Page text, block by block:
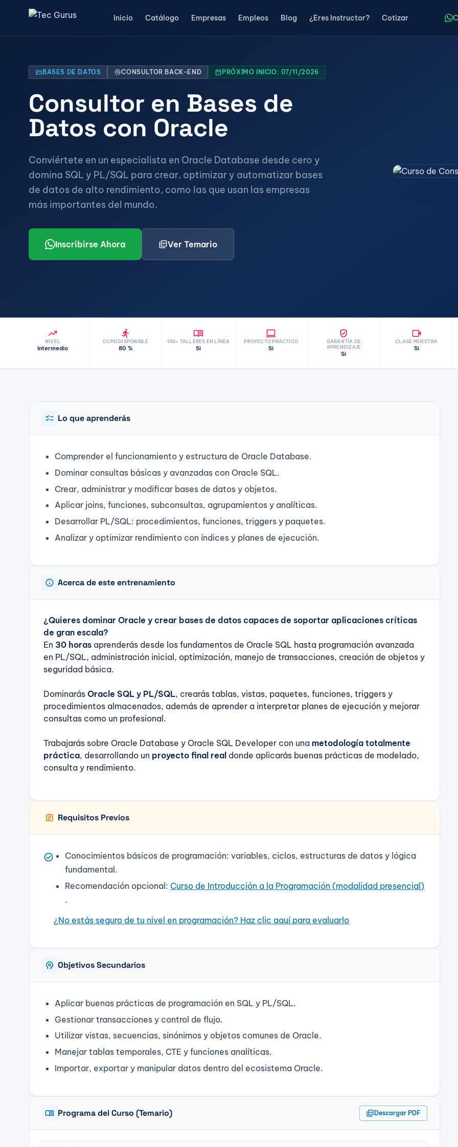
Inicio Catálogo Empresas Empleos Blog ¿Eres Instructor? Cotizar
folder_openBASES DE DATOS psychologyCONSULTOR BACK-END calendar_month PRÓXIMO INICIO: 07/11/2026
Consultor en Bases de
Datos con Oracle
Conviértete en un especialista en Oracle Database desde cero y
domina SQL y PL/SQL para crear, optimizar y automatizar bases
de datos de alto rendimiento, como las que usan las empresas
más importantes del mundo.
Inscribirse Ahora picture_as_pdfVer Temario
trending_up
NIVEL
Intermedio
directions_run
CUPO DISPONIBLE
80 %
menu_book
100+ TALLERES EN LÍNEA
Si
laptop
PROYECTO PRÁCTICO
Si
verified_user
GARANTÍA DE
APRENDIZAJE
Si
videocam
CLASE MUESTRA
Si
checklist Lo que aprenderás
Comprender el funcionamiento y estructura de Oracle Database.
Dominar consultas básicas y avanzadas con Oracle SQL.
Crear, administrar y modificar bases de datos y objetos.
Aplicar joins, funciones, subconsultas, agrupamientos y analíticas.
Desarrollar PL/SQL: procedimientos, funciones, triggers y paquetes.
Analizar y optimizar rendimiento con índices y planes de ejecución.
info Acerca de este entrenamiento
¿Quieres dominar Oracle y crear bases de datos capaces de soportar aplicaciones críticas
de gran escala?
En 30 horas aprenderás desde los fundamentos de Oracle SQL hasta programación avanzada
en PL/SQL, administración inicial, optimización, manejo de transacciones, creación de objetos y
seguridad básica.
Dominarás Oracle SQL y PL/SQL, crearás tablas, vistas, paquetes, funciones, triggers y
procedimientos almacenados, además de aprender a interpretar planes de ejecución y mejorar
consultas como un profesional.
Trabajarás sobre Oracle Database y Oracle SQL Developer con una metodología totalmente
práctica, desarrollando un proyecto final real donde aplicarás buenas prácticas de modelado,
consulta y rendimiento.
assignment Requisitos Previos
check_circle
Conocimientos básicos de programación: variables, ciclos, estructuras de datos y lógica
fundamental.
Recomendación opcional: Curso de Introducción a la Programación (modalidad presencial)
.
¿No estás seguro de tu nivel en programación? Haz clic aquí para evaluarlo
psychology Objetivos Secundarios
Aplicar buenas prácticas de programación en SQL y PL/SQL.
Gestionar transacciones y control de flujo.
Utilizar vistas, secuencias, sinónimos y objetos comunes de Oracle.
Manejar tablas temporales, CTE y funciones analíticas.
Importar, exportar y manipular datos dentro del ecosistema Oracle.
menu_book Programa del Curso (Temario) picture_as_pdfDescargar PDF